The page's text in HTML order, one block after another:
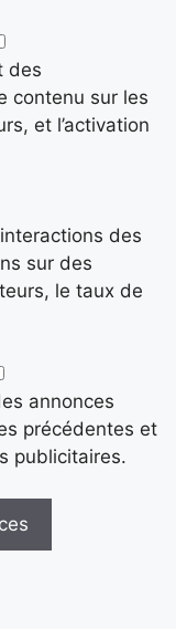
des
contenu sur les
et l’activation
des
sur des
le taux de
annonces
précédentes et
publicitaires.